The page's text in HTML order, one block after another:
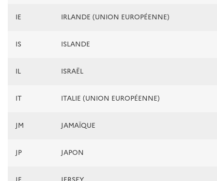
IE IRLANDE (UNION EUROPÉENNE)
IS ISLANDE
IL ISRAËL
IT ITALIE (UNION EUROPÉENNE)
JM JAMAÏQUE
JP JAPON